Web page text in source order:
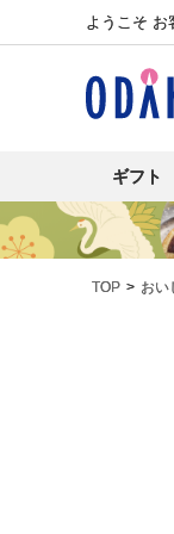
ようこそ お
ギフト
TOP おい